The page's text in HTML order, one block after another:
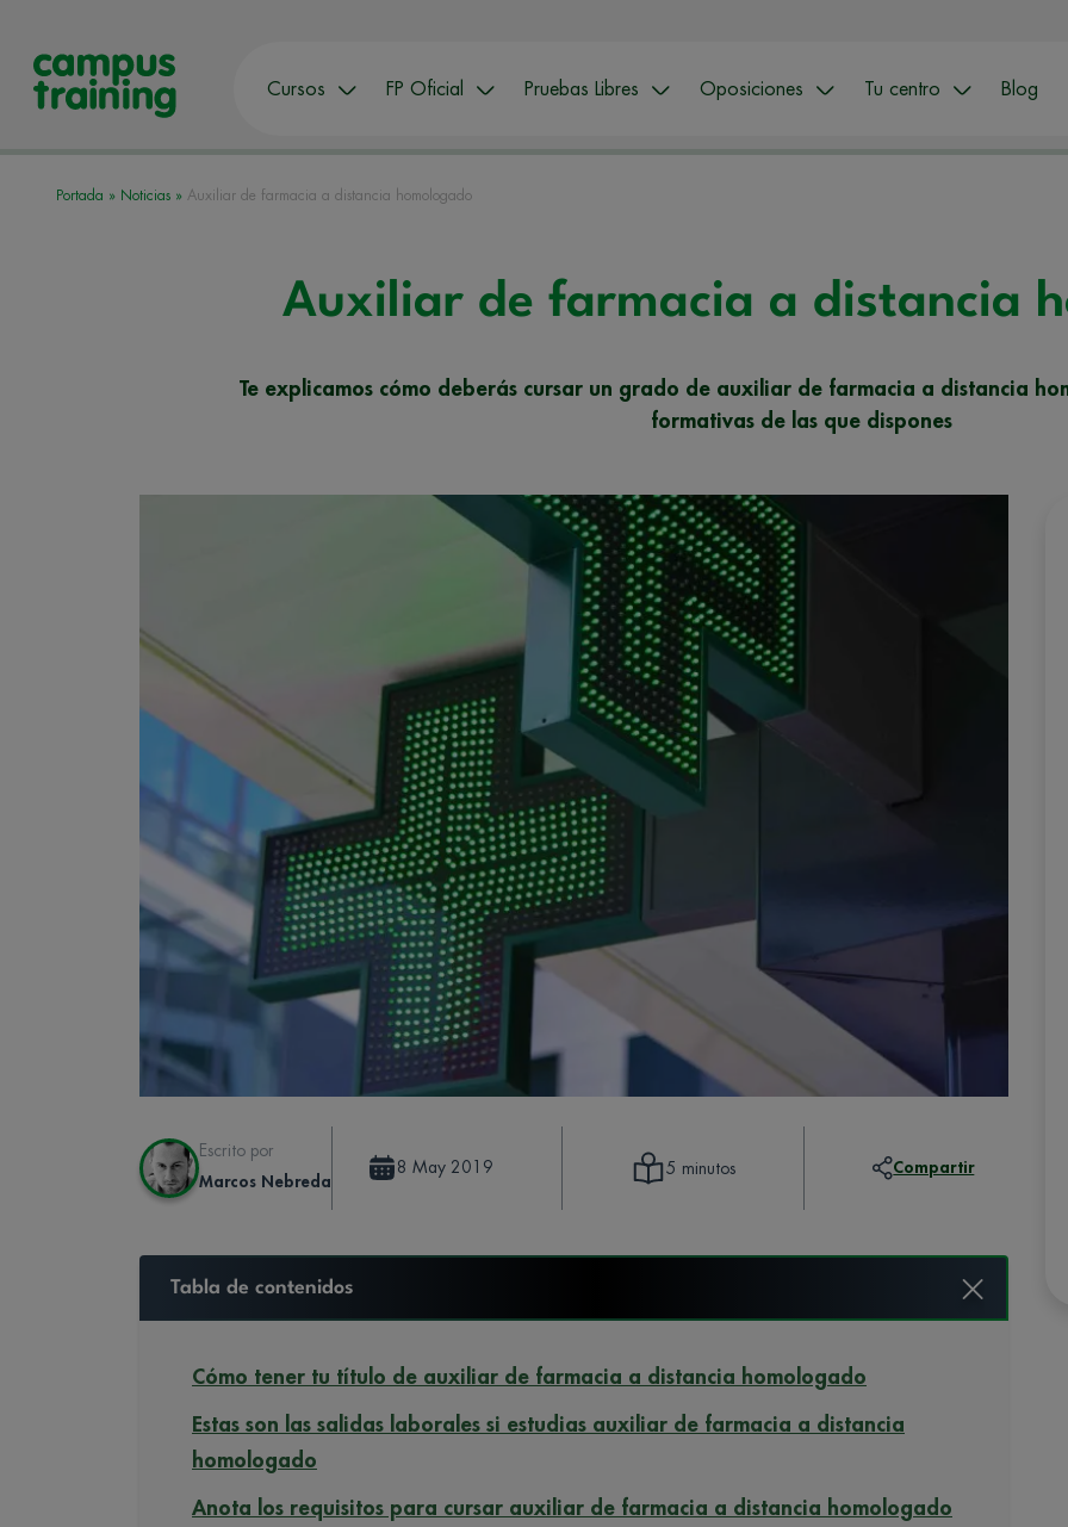
Cursos FP Oficial Pruebas Libres Oposiciones Tu centro Blog
Portada » Noticias » Auxiliar de farmacia a distancia homologado
Auxiliar de farmacia a distancia
Te explicamos cómo deberás cursar un grado de auxiliar de farmacia a distancia
formativas de las que dispones
Escrito por
Marcos Nebreda
8 May 2019 5 minutos Compartir
Tabla de contenidos
Cómo tener tu título de auxiliar de farmacia a distancia homologado
Estas son las salidas laborales si estudias auxiliar de farmacia a distancia
homologado
Anota los requisitos para cursar auxiliar de farmacia a distancia homologado